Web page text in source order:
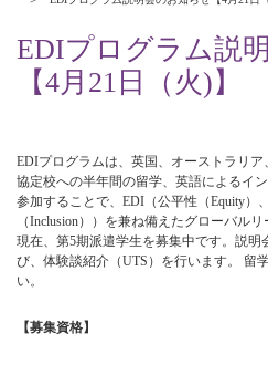
EDIプログラム説
【4月21日（火)】
EDIプログラムは、英国、オーストラリ
協定校への半年間の留学、英語によるイ
参加することで、EDI（公平性（Equity）
（Inclusion））を兼ね備えたグローバル
現在、第5期派遣学生を募集中です。説明
び、体験談紹介（UTS）を行います。 留
い。
【募集資格】